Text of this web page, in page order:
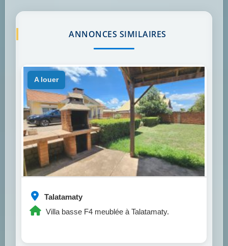
ANNONCES SIMILAIRES
Talatamaty
Villa basse F4 meublée à Talatamaty.
a louer